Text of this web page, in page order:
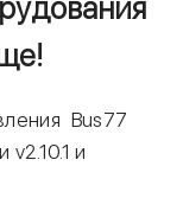
Bus77
и